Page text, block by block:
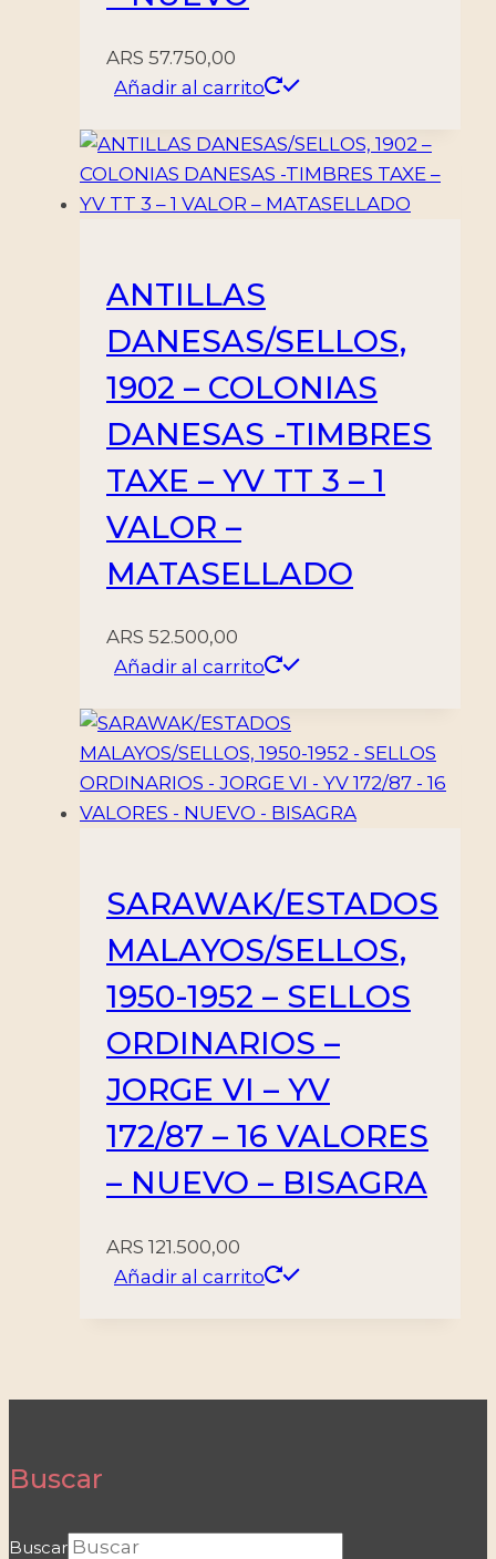
ARS 57.750,00
Añadir al carrito
ANTILLAS
DANESAS/SELLOS,
1902 – COLONIAS
DANESAS -TIMBRES
TAXE – YV TT 3 – 1
VALOR –
MATASELLADO
ARS 52.500,00
Añadir al carrito
SARAWAK/ESTADOS
MALAYOS/SELLOS,
1950-1952 – SELLOS
ORDINARIOS –
JORGE VI – YV
172/87 – 16 VALORES
– NUEVO – BISAGRA
ARS 121.500,00
Añadir al carrito
Buscar
Buscar